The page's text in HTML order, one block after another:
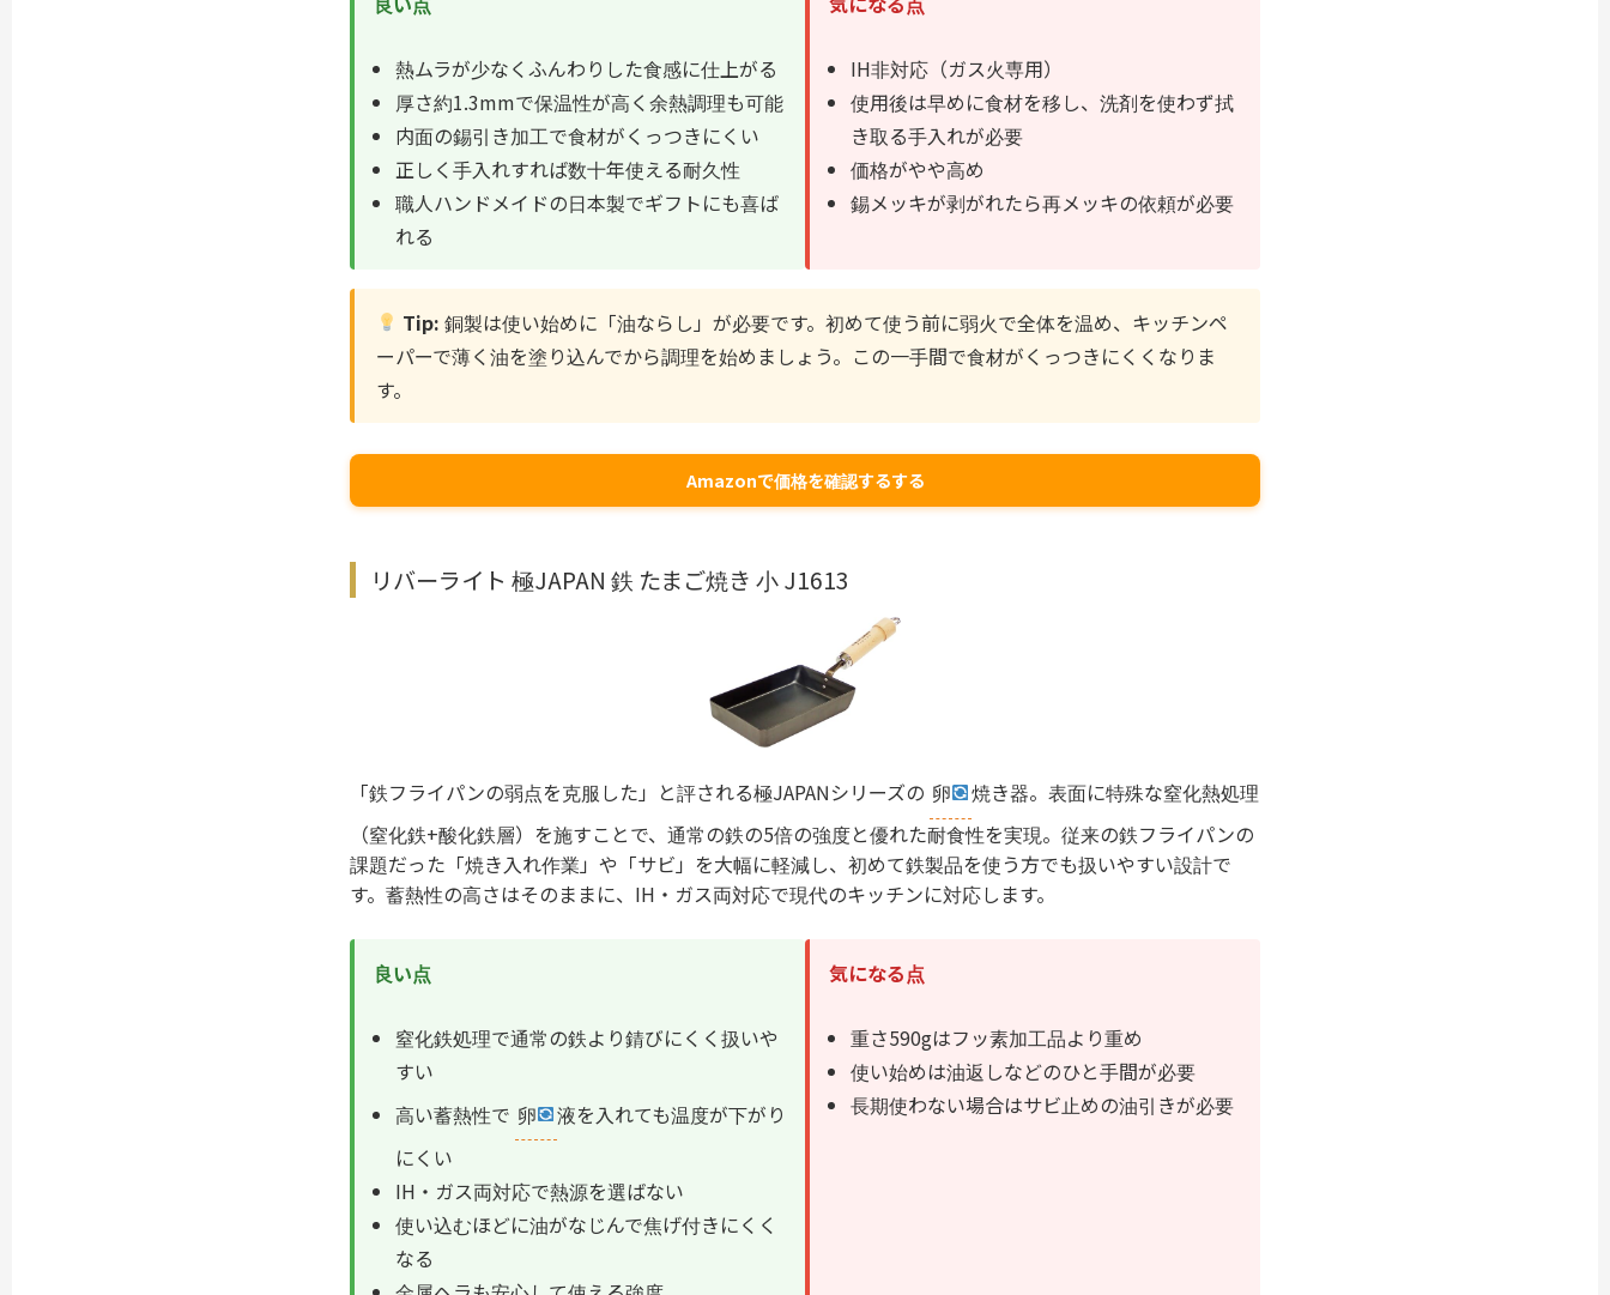
熱ムラが少なくふんわりした食感に仕上がる
厚さ約1.3mmで保温性が高く余熱調理も可能
内面の錫引き加工で食材がくっつきにくい
正しく手入れすれば数十年使える耐久性
職人ハンドメイドの日本製でギフトにも喜ば
れる
IH非対応（ガス火専用）
使用後は早めに食材を移し、洗剤を使わず拭
き取る手入れが必要
価格がやや高め
錫メッキが剥がれたら再メッキの依頼が必要
Tip: 銅製は使い始めに「油ならし」が必要です。初めて使う前に弱火で全体を温め、キッチンペ
ーパーで薄く油を塗り込んでから調理を始めましょう。この一手間で食材がくっつきにくくなりま
す。
Amazonで価格を確認するする
リバーライト 極JAPAN 鉄 たまご焼き 小 J1613
「鉄フライパンの弱点を克服した」と評される極JAPANシリーズの 卵
焼き器。表面に特殊な窒化熱処理
（窒化鉄+酸化鉄層）を施すことで、通常の鉄の5倍の強度と優れた耐食性を実現。従来の鉄フライパンの
課題だった「焼き入れ作業」や「サビ」を大幅に軽減し、初めて鉄製品を使う方でも扱いやすい設計で
す。蓄熱性の高さはそのままに、IH・ガス両対応で現代のキッチンに対応します。
良い点
窒化鉄処理で通常の鉄より錆びにくく扱いや
すい
高い蓄熱性で 卵
液を入れても温度が下がり
にくい
IH・ガス両対応で熱源を選ばない
使い込むほどに油がなじんで焦げ付きにくく
なる
気になる点
重さ590gはフッ素加工品より重め
使い始めは油返しなどのひと手間が必要
長期使わない場合はサビ止めの油引きが必要